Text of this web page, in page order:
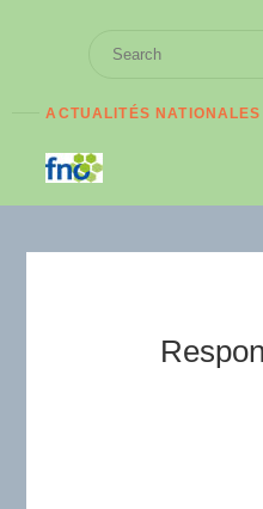
ACTUALITÉS NATIONALES